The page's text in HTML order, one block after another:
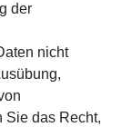
der
nicht
Sie das Recht,